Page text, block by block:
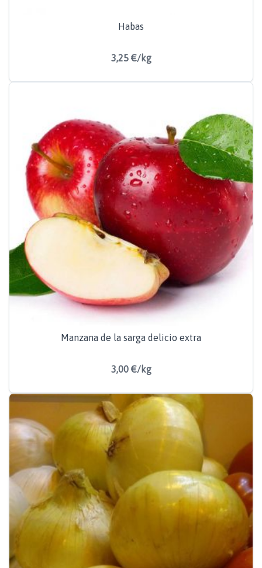
Habas
3,25 €/kg
Manzana de la sarga delicio extra
3,00 €/kg